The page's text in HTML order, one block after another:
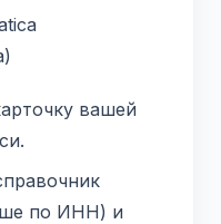
вашей
по ИНН) и